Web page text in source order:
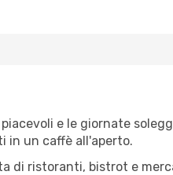
e le giornate
in un caffè all'aperto.
di ristoranti, bistrot e